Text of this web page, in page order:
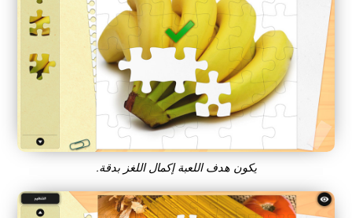
يكون هدف اللعبة إكمال اللغز بدقة.